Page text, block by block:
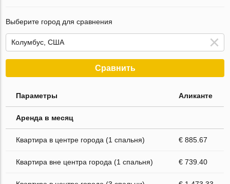
Выберите город для сравнения
Сравнить
Параметры Аликанте
Аренда в месяц
Квартира в центре города (1 спальня) € 885.67
Квартира вне центра города (1 спальня) € 739.40